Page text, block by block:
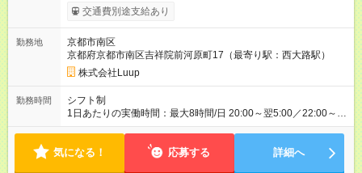
円 ※22:00～5:00は、25％アップ ※土日祝日は時給100円アッ
プ！ 【試用期間】試用期間あり 試用期間の長さ：1ヶ月 雇用形
交通費別途支給あり
勤務地
京都市南区
京都府京都市南区吉祥院前河原町17（最寄り駅：西大路駅）
株式会社Luup
勤務時間
シフト制
1日あたりの実働時間：最大8時間/日 20:00～翌5:00／22:00～翌
7:00（休憩1時間） ※週3日以上 ※時間/曜日は相談可
気になる！ 応募する 詳細へ